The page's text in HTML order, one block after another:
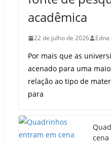
acadêmica
22 de julho de 2026
Por mais que as
acenado para uma
relação ao tipo de
para